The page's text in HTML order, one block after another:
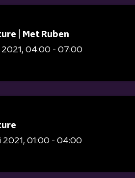
| Met Ruben
04:00 - 07:00
2021
01:00 - 04:00